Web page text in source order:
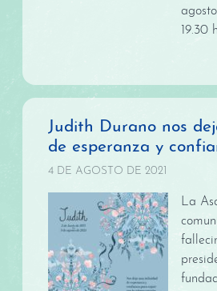
19.30 h
Judith Durano nos
de esperanza y
4 DE AGOSTO DE 2021
La